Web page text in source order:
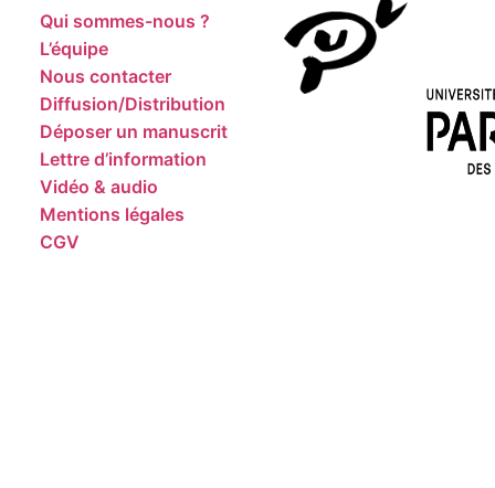
Qui sommes-nous ?
L’équipe
Nous contacter
Diffusion/Distribution
Déposer un manuscrit
Lettre d’information
Vidéo & audio
Mentions légales
CGV